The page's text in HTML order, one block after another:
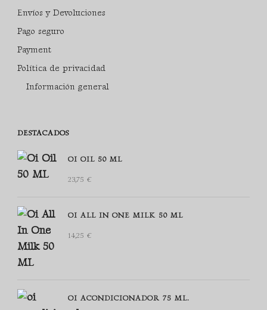
Envíos y Devoluciones
Pago seguro
Payment
Política de privacidad
Información general
DESTACADOS
OI OIL 50 ML
23,75 €
OI ALL IN ONE MILK 50 ML
14,25 €
OI ACONDICIONADOR 75 ML.